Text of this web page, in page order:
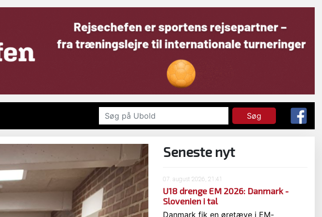
Søg
Seneste nyt
07. august 2026, 21:41
U18 drenge EM 2026: Danmark -
Slovenien i tal
Danmark fik en øretæve i EM-